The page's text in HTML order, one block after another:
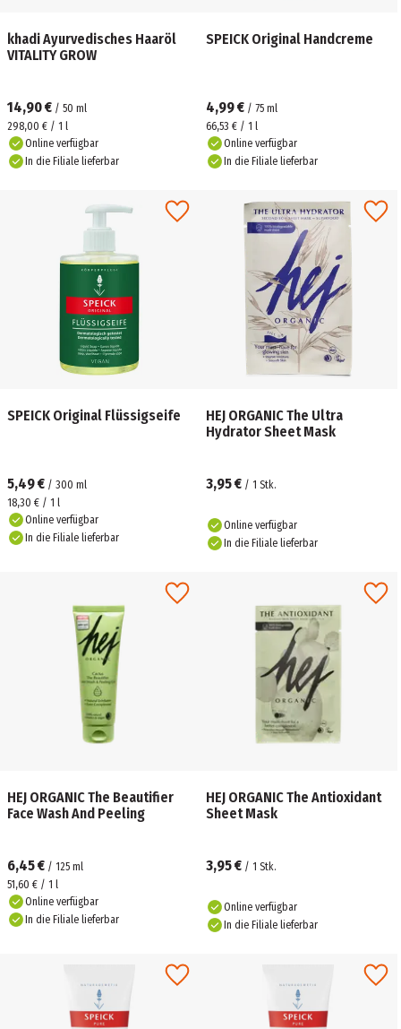
khadi Ayurvedisches Haaröl
VITALITY GROW
14,90 € / 50 ml
298,00 € / 1 l
Online verfügbar
In die Filiale lieferbar
SPEICK Original Handcreme
4,99 € / 75 ml
66,53 € / 1 l
Online verfügbar
In die Filiale lieferbar
SPEICK Original Flüssigseife
5,49 € / 300 ml
18,30 € / 1 l
Online verfügbar
In die Filiale lieferbar
HEJ ORGANIC The Ultra
Hydrator Sheet Mask
3,95 € / 1 Stk.
Online verfügbar
In die Filiale lieferbar
HEJ ORGANIC The Beautifier
Face Wash And Peeling
6,45 € / 125 ml
51,60 € / 1 l
Online verfügbar
In die Filiale lieferbar
HEJ ORGANIC The Antioxidant
Sheet Mask
3,95 € / 1 Stk.
Online verfügbar
In die Filiale lieferbar